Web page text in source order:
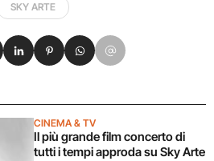
SKY ARTE
CINEMA & TV
Il più grande film concerto di
tutti i tempi approda su Sky Arte
Facebook
su X
Condividi su LinkedIn
Condividi su Pinterest
Condividi su WhatsApp
Condividi su Email